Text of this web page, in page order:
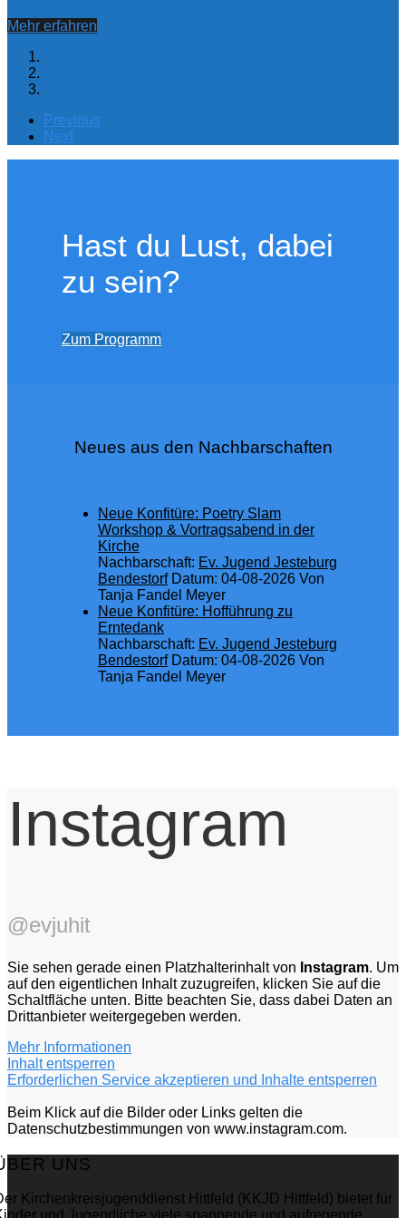
Mehr erfahren
Previous
Next
Hast du Lust, dabei
zu sein?
Zum Programm
Neues aus den Nachbarschaften
Neue Konfitüre: Poetry Slam
Workshop & Vortragsabend in der
Kirche
Nachbarschaft: Ev. Jugend Jesteburg
Bendestorf Datum: 04-08-2026 Von
Tanja Fandel Meyer
Neue Konfitüre: Hofführung zu
Erntedank
Nachbarschaft: Ev. Jugend Jesteburg
Bendestorf Datum: 04-08-2026 Von
Tanja Fandel Meyer
Instagram
@evjuhit
Sie sehen gerade einen Platzhalterinhalt von Instagram. Um
auf den eigentlichen Inhalt zuzugreifen, klicken Sie auf die
Schaltfläche unten. Bitte beachten Sie, dass dabei Daten an
Drittanbieter weitergegeben werden.
Mehr Informationen
Inhalt entsperren
Erforderlichen Service akzeptieren und Inhalte entsperren
Beim Klick auf die Bilder oder Links gelten die
Datenschutzbestimmungen von www.instagram.com.
UNS
Kirchenkreisjugenddienst Hittfeld (KKJD Hittfeld) bietet für